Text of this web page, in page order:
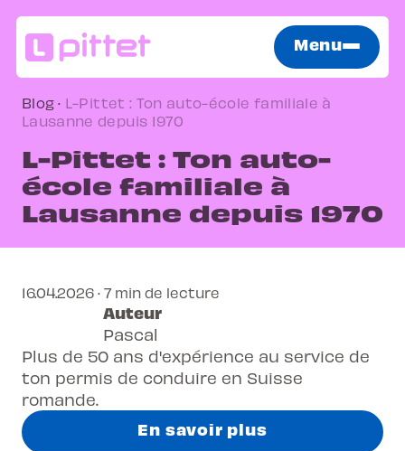
Menu
Blog · L-Pittet : Ton auto-école familiale à
Lausanne depuis 1970
L-Pittet : Ton auto-
école familiale à
Lausanne depuis 1970
Plus de 50 ans d'expérience au service de
ton permis de conduire en Suisse
romande.
En savoir plus
16.04.2026 · 7 min de lecture
Auteur
Pascal